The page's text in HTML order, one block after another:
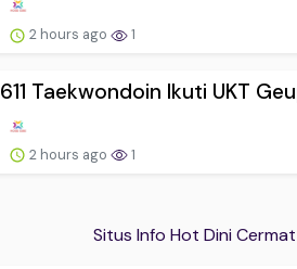
2 hours ago 1
611 Taekwondoin Ikuti UKT
2 hours ago 1
Situs Info Hot Dini